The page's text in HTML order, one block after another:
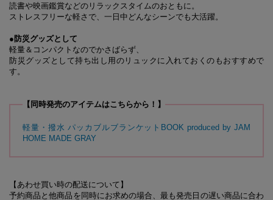
読書や映画鑑賞などのリラックスタイムのおともに。
ストレスフリーな軽さで、一日中どんなシーンでも大活躍。
●防災グッズとして
軽量＆コンパクトなのでかさばらず、
防災グッズとして持ち出し用のリュックに入れておくのもおすすめで
す。
【同時発売のアイテムはこちらから！】
軽量・撥水 パッカブルブランケットBOOK produced by JAM
HOME MADE GRAY
【あわせ買い時の配送について】
予約商品と他商品を同時にお求めの場合、最も発売日の遅い商品に合わ